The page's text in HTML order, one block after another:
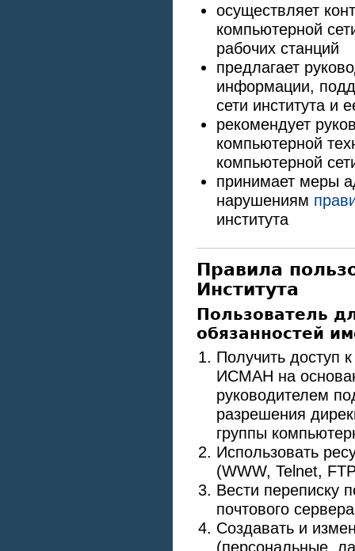
осуществляет
компьютерной
рабочих станций
предлагает
информации,
сети института и
рекомендует
компьютерной
компьютерной
принимает меры
нарушениям
института
Правила
Института
Пользователь
обязанностей
Получить доступ
ИСМАН на
руководителем
разрешения
группы
Использовать
(WWW, Telnet,
Вести переписку
почтового
Создавать и
(персональные,